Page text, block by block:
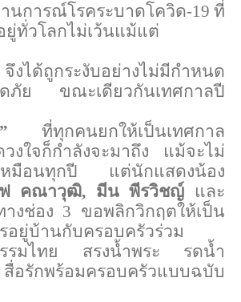
รณ์โรคระบาดโควิด-19 ที่
ยู่ทั่วโลกไม่เว้นแม้แต่
งได้ถูกระงับอย่างไม่มีกำหนด
ดภัย ขณะเดียวกันเทศกาลปี
ที่ทุกคนยกให้เป็นเทศกาล
งใจก็กำลังจะมาถึง แม้จะไม่
เหมือนทุกปี แต่นักแสดงน้อง
คณาวุฒิ, มีน พีรวิชญ์ และ
างช่อง 3 ขอพลิกวิกฤตให้เป็น
อยู่บ้านกับครอบครัวร่วม
รมไทย สรงน้ำพระ รดน้ำ
รักพร้อมครอบครัวแบบฉบับ